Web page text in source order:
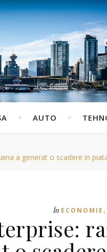
AUTO
a generat o scadere in
În ECONOMIE ,